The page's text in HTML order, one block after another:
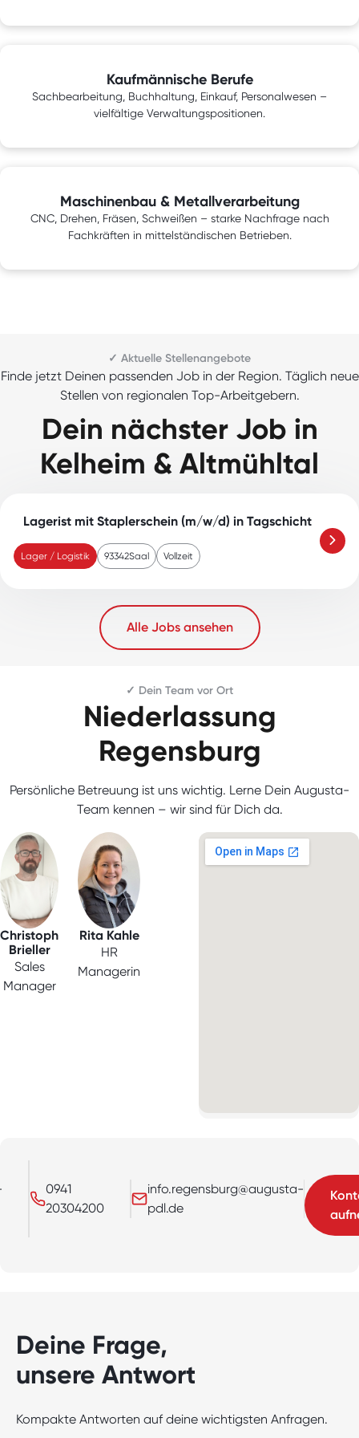
Kaufmännische Berufe
Sachbearbeitung, Buchhaltung, Einkauf, Personalwesen –
vielfältige Verwaltungspositionen.
Maschinenbau & Metallverarbeitung
CNC, Drehen, Fräsen, Schweißen – starke Nachfrage nach
Fachkräften in mittelständischen Betrieben.
✓ Aktuelle Stellenangebote
Finde jetzt Deinen passenden Job in der Region. Täglich neue
Stellen von regionalen Top-Arbeitgebern.
Dein nächster Job in
Kelheim & Altmühltal
Lagerist mit Staplerschein (m/w/d) in Tagschicht
Lager / Logistik 93342Saal Vollzeit
Alle Jobs ansehen
✓ Dein Team vor Ort
Niederlassung
Regensburg
Persönliche Betreuung ist uns wichtig. Lerne Dein Augusta-
Team kennen – wir sind für Dich da.
Christoph
Brieller
Sales
Manager
Rita Kahle
HR
Managerin
0941
20304200
info.regensburg@augusta-
pdl.de
Deine Frage,
unsere Antwort
Kompakte Antworten auf deine wichtigsten Anfragen.